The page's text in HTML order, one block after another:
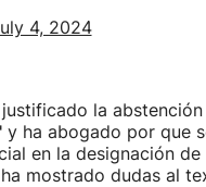
4, 2024
la
y ha abogado por que
en la designación
mostrado dudas al